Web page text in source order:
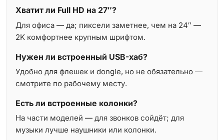
Хватит ли Full HD на 27″?
Для офиса — да; пиксели заметнее, чем на 24″ —
2K комфортнее крупным шрифтом.
Нужен ли встроенный USB-хаб?
Удобно для флешек и dongle, но не обязательно —
смотрите по рабочему месту.
Есть ли встроенные колонки?
На части моделей — для звонков сойдёт; для
музыки лучше наушники или колонки.